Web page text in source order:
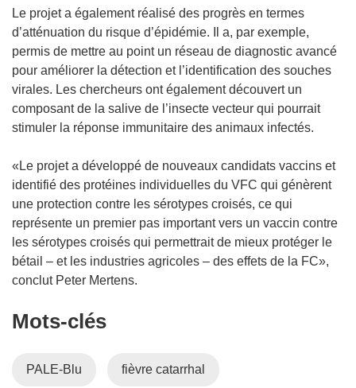
Le projet a également réalisé des progrès en termes
d’atténuation du risque d’épidémie. Il a, par exemple,
permis de mettre au point un réseau de diagnostic avancé
pour améliorer la détection et l’identification des souches
virales. Les chercheurs ont également découvert un
composant de la salive de l’insecte vecteur qui pourrait
stimuler la réponse immunitaire des animaux infectés.
«Le projet a développé de nouveaux candidats vaccins et
identifié des protéines individuelles du VFC qui génèrent
une protection contre les sérotypes croisés, ce qui
représente un premier pas important vers un vaccin contre
les sérotypes croisés qui permettrait de mieux protéger le
bétail – et les industries agricoles – des effets de la FC»,
conclut Peter Mertens.
Mots‑clés
PALE-Blu fièvre catarrhal